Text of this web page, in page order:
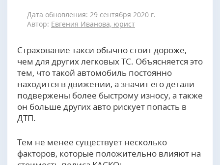
Дата обновления: 29 сентября 2020 г.
Автор: Евгения Иванова, юрист
Страхование такси обычно стоит дороже,
чем для других легковых ТС. Объясняется это
тем, что такой автомобиль постоянно
находится в движении, а значит его детали
подвержены более быстрому износу, а также
он больше других авто рискует попасть в
ДТП.
Тем не менее существует несколько
факторов, которые положительно влияют на